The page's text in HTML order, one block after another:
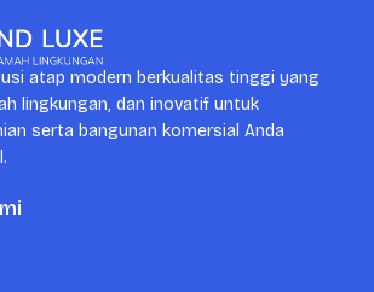
atap modern berkualitas tinggi yang
lingkungan, dan inovatif untuk
serta bangunan komersial Anda